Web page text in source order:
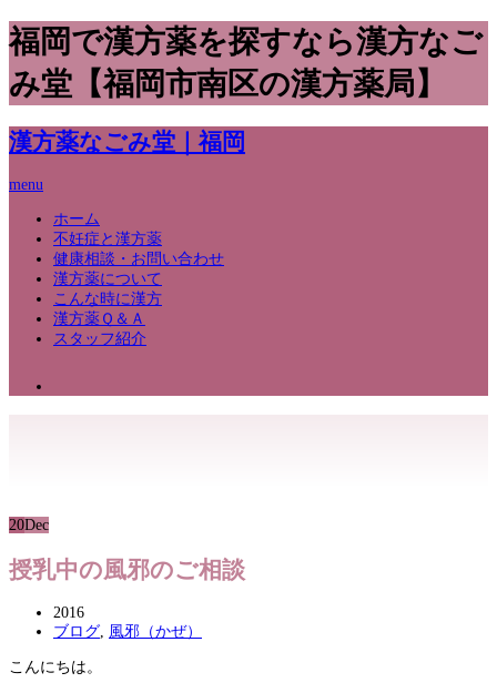
福岡で漢方薬を探すなら漢方なご
み堂【福岡市南区の漢方薬局】
漢方薬なごみ堂｜福岡
menu
ホーム
不妊症と漢方薬
健康相談・お問い合わせ
漢方薬について
こんな時に漢方
漢方薬Ｑ＆Ａ
スタッフ紹介
20Dec
授乳中の風邪のご相談
2016
ブログ, 風邪（かぜ）
こんにちは。